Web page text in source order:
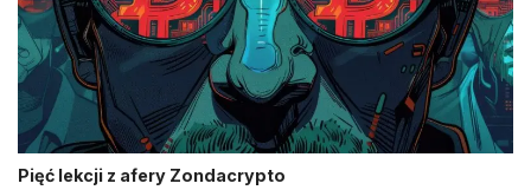
Pięć lekcji z afery Zondacrypto